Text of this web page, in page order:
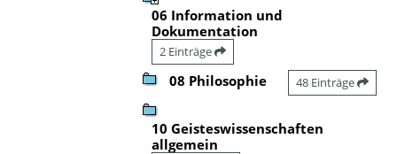
06 Information und
Dokumentation
2 Einträge
08 Philosophie 48 Einträge
10 Geisteswissenschaften
allgemein